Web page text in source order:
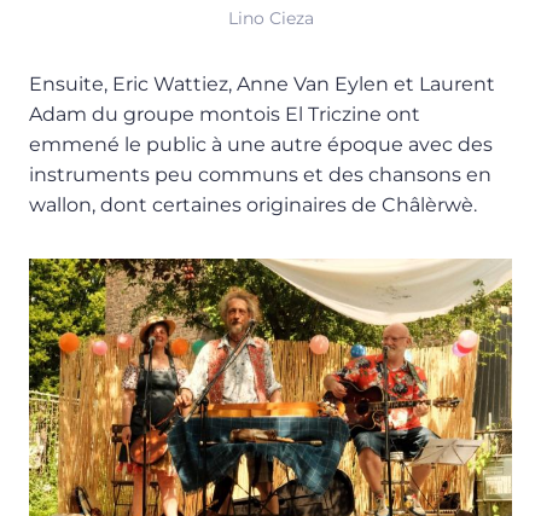
Lino Cieza
Ensuite, Eric Wattiez, Anne Van Eylen et Laurent
Adam du groupe montois El Triczine ont
emmené le public à une autre époque avec des
instruments peu communs et des chansons en
wallon, dont certaines originaires de Châlèrwè.